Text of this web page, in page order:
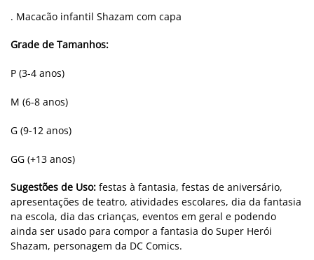
. Macacão infantil Shazam com capa
Grade de Tamanhos:
P (3-4 anos)
M (6-8 anos)
G (9-12 anos)
GG (+13 anos)
Sugestões de Uso: festas à fantasia, festas de aniversário,
apresentações de teatro, atividades escolares, dia da fantasia
na escola, dia das crianças, eventos em geral e podendo
ainda ser usado para compor a fantasia do Super Herói
Shazam, personagem da DC Comics.